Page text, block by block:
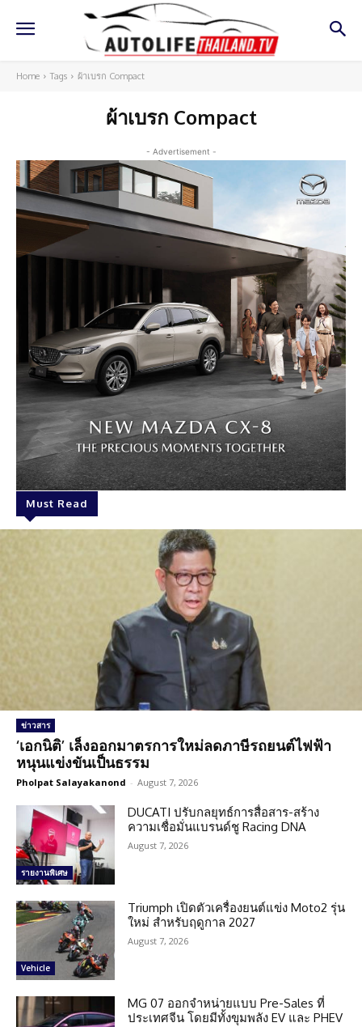
Home Tags ผ้าเบรก Compact
ผ้าเบรก Compact
- Advertisement -
Must Read
ข่าวสาร
‘เอกนิติ’ เล็งออกมาตรการใหม่ลดภาษีรถยนต์ไฟฟ้า
หนุนแข่งขันเป็นธรรม
Pholpat Salayakanond - August 7, 2026
รายงานพิเศษ
DUCATI ปรับกลยุทธ์การสื่อสาร-สร้าง
ความเชื่อมั่นแบรนด์ชู Racing DNA
August 7, 2026
Vehicle
Triumph เปิดตัวเครื่องยนต์แข่ง Moto2 รุ่น
ใหม่ สำหรับฤดูกาล 2027
August 7, 2026
MG 07 ออกจำหน่ายแบบ Pre-Sales ที่
ประเทศจีน โดยมีทั้งขุมพลัง EV และ PHEV